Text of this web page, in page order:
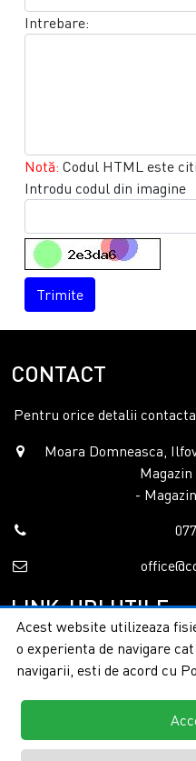
Intrebare:
Notă: Codul HTML este
Introdu codul din imagine
Trimite
CONTACT
Pentru orice detalii
Moara Domneasca,
-
LINK-URI UTILE
Acasa
Despre noi
Formular retur
Acest website utilizeaza
o experienta de navigare
navigarii, esti de acord cu